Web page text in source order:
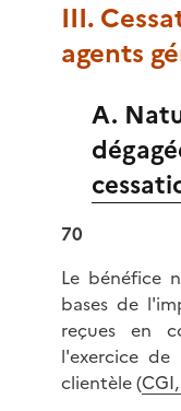
III.
agents
A.
70
Le bénéfice
bases de
reçues en
l'exercice
clientèle (